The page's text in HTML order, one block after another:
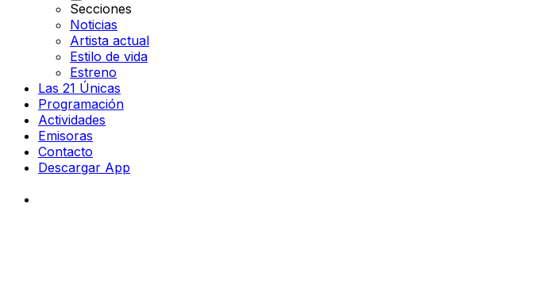
Secciones
Noticias
Artista actual
Estilo de vida
Estreno
Las 21 Únicas
Programación
Actividades
Emisoras
Contacto
Descargar App